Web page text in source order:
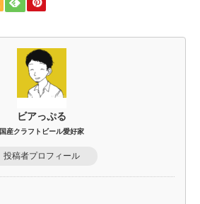
ビアっぷる
国産クラフトビール愛好家
投稿者プロフィール